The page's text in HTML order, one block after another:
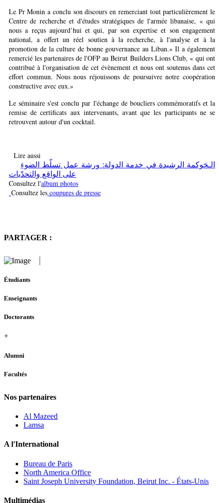
Le Pr Monin a conclu son discours en remerciant tout particulièrement le
Centre de recherche et d'études stratégiques de l'armée libanaise, « qui
nous a reçus aujourd’hui et qui, par son expertise et son engagement
national, a offert un réel soutien à la recherche, à l'analyse et à la
promotion de la culture de bonne gouvernance au Liban.» Il a également
remercié les partenaires de l'OFP au Beirut Builders Lions Club, « qui ont
contribué à l'organisation de cet évènement et nous ont soutenus dans cet
effort commun. Nous nous réjouissons de poursuivre notre coopération
constructive avec eux.»
Le séminaire s'est conclu par l'échange de boucliers commémoratifs et la
remise de certificats aux intervenants, avant que les participants ne se
retrouvent autour d'un cocktail.
Lire aussi
الـحَوكمة الرشيدة في خدمة الدولة: ورشة عمل تسلّط الضوء
على الواقع والتحدّيات
Consultez l'album photos
Consultez les coupures de presse
PARTAGER :
Étudiants
Enseignants
Doctorants
+
Alumni
Facultés
Nos partenaires
Al Mazeed
Lamsa
A l'International
Bureau de Paris
North America Office
Saint Joseph University Foundation, Beirut Inc. - États-Unis
Multimédias